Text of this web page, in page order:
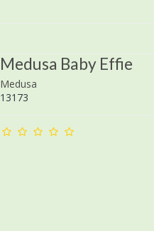
Medusa Baby Effie
Medusa
13173